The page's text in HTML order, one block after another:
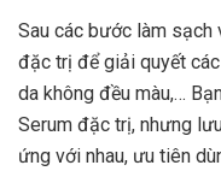
Sau các bước làm sạch
đặc trị để giải quyết
da không đều màu,…
Serum đặc trị, nhưng
ứng với nhau, ưu tiên